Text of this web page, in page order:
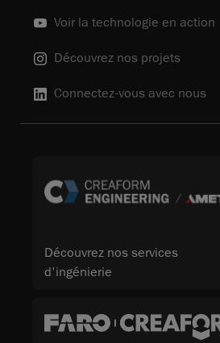
Voir la technologie en action
Découvrez nos projets
Connectez-vous avec nous
Découvrez nos services
d'ingénierie